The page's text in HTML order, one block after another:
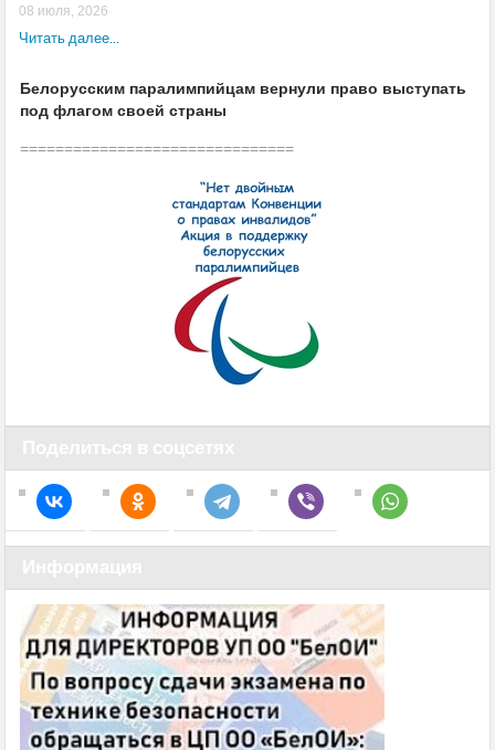
08 июля, 2026
Читать далее...
Белорусским паралимпийцам вернули право выступать
под флагом своей страны
===============================